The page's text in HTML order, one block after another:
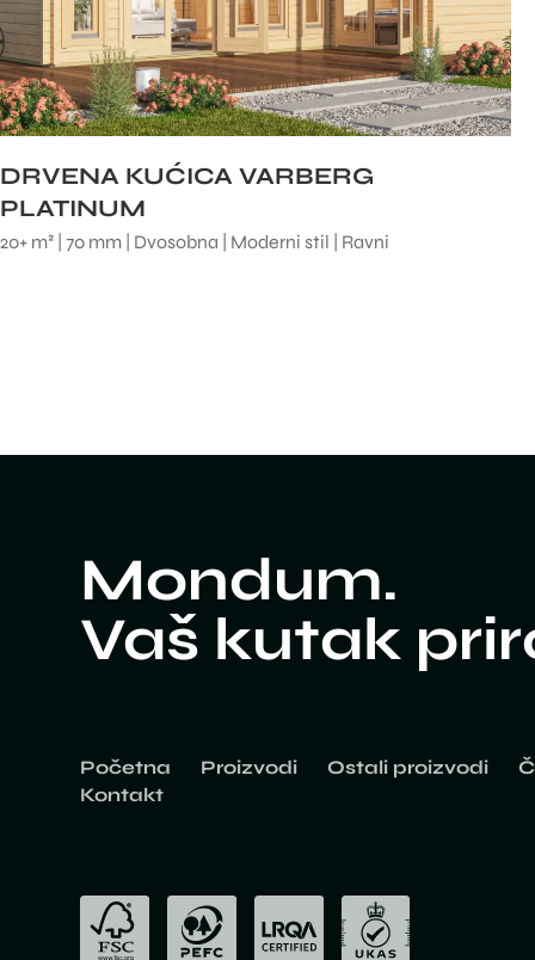
DRVENA KUĆICA VARBERG
PLATINUM
20+ m² | 70 mm | Dvosobna | Moderni stil | Ravni
Mondum.
Vaš kutak
Početna Proizvodi Ostali proizvodi
Kontakt